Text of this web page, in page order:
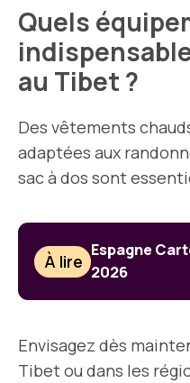
Quels
au Tibet ?
Des vêtements
adaptées aux
sac à dos sont
À lire
Espagne
2026
Envisagez dès
Tibet ou dans les